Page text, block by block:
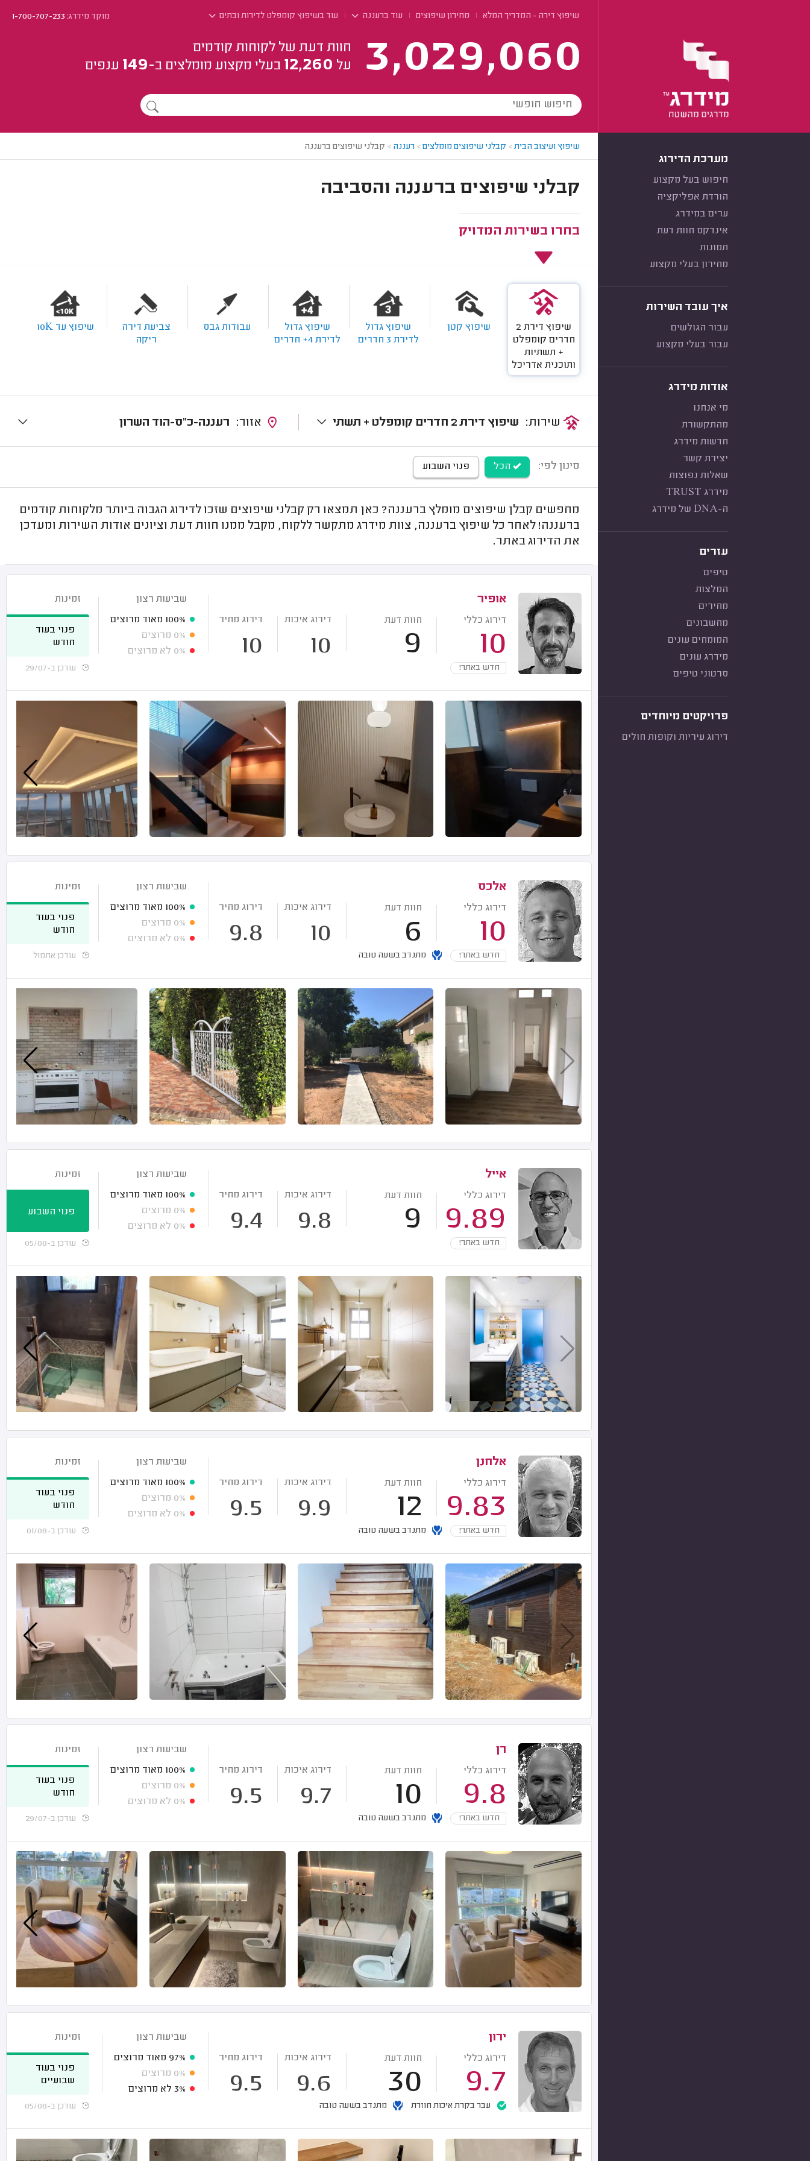
שיפוץ דירה - המדריך המלא מחירון שיפוצים עוד ברעננה עוד בשיפוץ קומפלט לדירות ובתים מוקד מידרג:1-700-707-233
3,029,060
חוות דעת של לקוחות קודמים
על 12,260 בעלי מקצוע מומלצים ב-149 ענפים
מערכת הדירוג
חיפוש בעל מקצוע
הורדת אפליקציה
ערים במידרג
אינדקס חוות דעת
תמונות
מחירון בעלי מקצוע
איך עובד השירות
עבור הגולשים
עבור בעלי מקצוע
אודות מידרג
מי אנחנו
מהתקשורת
חדשות מידרג
יצירת קשר
שאלות נפוצות
מידרג TRUST
ה-DNA של מידרג
עזרים
טיפים
המלצות
מחירים
מחשבונים
המומחים עונים
מידרג עונים
סרטוני טיפים
פרויקטים מיוחדים
דירוג עיריות וקופות חולים
שיפוץ ועיצוב הבית> קבלני שיפוצים מומלצים> רעננה > קבלני שיפוצים ברעננה
קבלני שיפוצים ברעננה והסביבה
בחרו בשירות המדויק
שיפוץ דירת 2
חדרים קומפלט
+ תשתיות
ותוכנית אדריכל
שיפוץ קטן
שיפוץ גדול
לדירת 3 חדרים
שיפוץ גדול
לדירת 4+ חדרים
עבודות גבס
צביעת דירה
ריקה
שיפוץ עד 10K
שיפוץ דירת 2 חדרים קומפלט + תשתי
רעננה-כ"ס-הוד השרון
סינון לפי: הכל פנוי השבוע
מחפשים קבלן שיפוצים מומלץ ברעננה? כאן תמצאו רק קבלני שיפוצים שזכו לדירוג הגבוה ביותר מלקוחות קודמים
ברעננה! לאחר כל שיפוץ ברעננה, צוות מידרג מתקשר ללקוח, מקבל ממנו חוות דעת וציונים אודות השירות ומעדכן
את הדירוג באתר.
אופיר
דירוג כללי
10
חוות דעת
9
דירוג איכות
10
דירוג מחיר
10
חדש באתר!
שביעות רצון
100% מאוד מרוצים
0% מרוצים
0% לא מרוצים
זמינות
פנוי בעוד
חודש
עודכן ב-29/07
אלכס
דירוג כללי
10
חוות דעת
6
דירוג איכות
10
דירוג מחיר
9.8
חדש באתר! מתנדב בשעה טובה
שביעות רצון
100% מאוד מרוצים
0% מרוצים
0% לא מרוצים
זמינות
פנוי בעוד
חודש
עודכן אתמול
אייל
דירוג כללי
9.89
חוות דעת
9
דירוג איכות
9.8
דירוג מחיר
9.4
חדש באתר!
שביעות רצון
100% מאוד מרוצים
0% מרוצים
0% לא מרוצים
זמינות
פנוי השבוע
עודכן ב-05/08
אלחנן
דירוג כללי
9.83
חוות דעת
12
דירוג איכות
9.9
דירוג מחיר
9.5
חדש באתר! מתנדב בשעה טובה
שביעות רצון
100% מאוד מרוצים
0% מרוצים
0% לא מרוצים
זמינות
פנוי בעוד
חודש
עודכן ב-01/08
רן
דירוג כללי
9.8
חוות דעת
10
דירוג איכות
9.7
דירוג מחיר
9.5
חדש באתר! מתנדב בשעה טובה
שביעות רצון
100% מאוד מרוצים
0% מרוצים
0% לא מרוצים
זמינות
פנוי בעוד
חודש
עודכן ב-29/07
ירון
דירוג כללי
9.7
חוות דעת
30
דירוג איכות
9.6
דירוג מחיר
9.5
עבר בקרת איכות חוזרת מתנדב בשעה טובה
שביעות רצון
97% מאוד מרוצים
0% מרוצים
3% לא מרוצים
זמינות
פנוי בעוד
שבועיים
עודכן ב-05/08